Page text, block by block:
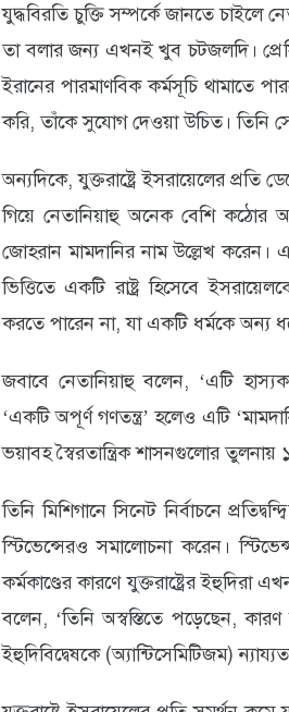
যুদ্ধবিরতি চুক্তি সম্পর্কে জানতে চাইলে
তা বলার জন্য এখনই খুব চটজলদি।
ইরানের পারমাণবিক কর্মসূচি
করি, তাঁকে সুযোগ দেওয়া উচিত। তিনি
অন্যদিকে, যুক্তরাষ্ট্রে ইসরায়েলের প্রতি
গিয়ে নেতানিয়াহু অনেক বেশি কঠোর
জোহরান মামদানির নাম উল্লেখ করেন।
ভিত্তিতে একটি রাষ্ট্র হিসেবে
করতে পারেন না, যা একটি ধর্মকে অন্য
জবাবে নেতানিয়াহু বলেন, ‘এটি
‘একটি অপূর্ণ গণতন্ত্র’ হলেও এটি
ভয়াবহ স্বৈরতান্ত্রিক শাসনগুলোর
তিনি মিশিগানে সিনেট নির্বাচনে
স্টিভেন্সেরও সমালোচনা করেন।
কর্মকাণ্ডের কারণে যুক্তরাষ্ট্রের
বলেন, ‘তিনি অস্বস্তিতে পড়েছেন,
ইহুদিবিদ্বেষকে (অ্যান্টিসেমিটিজম)